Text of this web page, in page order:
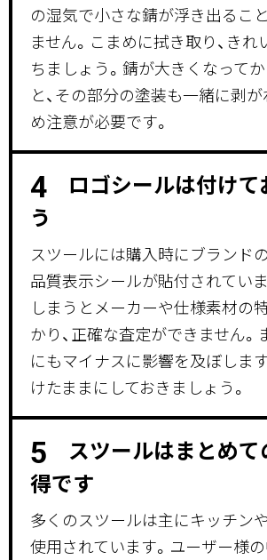
の湿気で小さな錆が浮き出るこ
ません。こまめに拭き取り、き
ちましょう。錆が大きくなって
と、その部分の塗装も一緒に剥
め注意が必要です。
4
ロゴシールは付けて
う
スツールには購入時にブランド
品質表示シールが貼付されてい
しまうとメーカーや仕様素材の
かり、正確な査定ができません
にもマイナスに影響を及ぼしま
けたままにしておきましょう。
5
スツールはまとめ
得です
多くのスツールは主にキッチン
使用されています。ユーザー様